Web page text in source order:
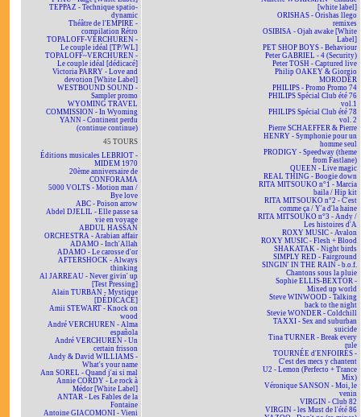
TEPPAZ - Technique spatio-
dynamic
Théâtre de l'EMPIRE -
compilation Rétro
TOPALOFF-VERCHUREN -
Le couple idéal [TP/WL]
TOPALOFF~VERCHUREN -
Le couple idéal [dédicacé]
Victoria PARRY - Love and
devotion [White Label]
WESTBOUND SOUND -
Sampler promo
WYOMING TRAVEL
COMMISSION - In Wyoming
YANN - Continent perdu
(continue continue)
45 TOURS
Éditions musicales LEBRIOT -
MIDEM 1970
20ème anniversaire de
CONFORAMA
5000 VOLTS - Motion man /
Bye love
ABC - Poison arrow
Abdel DJELIL - Elle passe sa
vie en voyage
ABDUL HASSAN
ORCHESTRA - Arabian affair
ADAMO - Inch'Allah
ADAMO - Le carosse d'or
AFTERSHOCK - Always
thinking
Al JARREAU - Never givin' up
[Test Pressing]
Alain TURBAN - Mystique
[DÉDICACÉ]
Amii STEWART - Knock on
wood
André VERCHUREN - Alma
española
André VERCHUREN - Un
certain frisson
Andy & David WILLIAMS -
What's your name
Ann SOREL - Quand j'ai si mal
Annie CORDY - Le rock à
Médor [White Label]
ANTAR - Les Fables de la
Fontaine
Antoine GIACOMONI - Vieni
[white label]
ORISHAS - Orishas llego
remixes
OSIBISA - Ojah awake [White
Label]
PET SHOP BOYS - Behaviour
Peter GABRIEL - 4 (Security)
Peter TOSH - Captured live
Philip OAKEY & Giorgio
MORODER
PHILIPS - Promo Promo 74
PHILIPS Spécial Club été 76
vol.1
PHILIPS Spécial Club été 78
vol. 2
Pierre SCHAEFFER & Pierre
HENRY - Symphonie pour un
homme seul
PRODIGY - Speedway (theme
from Fastlane)
QUEEN - Live magic
REAL THING - Boogie down
RITA MITSOUKO n°1 - Marcia
baila / Hip kit
RITA MITSOUKO n°2 - C'est
comme ça / Y'a d'la haine
RITA MITSOUKO n°3 - Andy /
Les histoires d'A
ROXY MUSIC - Avalon
ROXY MUSIC - Flesh + Blood
SHAKATAK - Night birds
SIMPLY RED - Fairground
SINGIN' IN THE RAIN - b.o.f.
Chantons sous la pluie
Sophie ELLIS-BEXTOR -
Mixed up world
Steve WINWOOD - Talking
back to the night
Stevie WONDER - Coldchill
TAXXI - Sex and suburban
suicide
Tina TURNER - Break every
rule
TOURNÉE d'ENFOIRÉS -
C'est des mecs y chantent
U2 - Lemon (Perfecto + Trance
Mix)
Véronique SANSON - Moi, le
venin
VIRGIN - Club 82
VIRGIN - les Must de l'été 86